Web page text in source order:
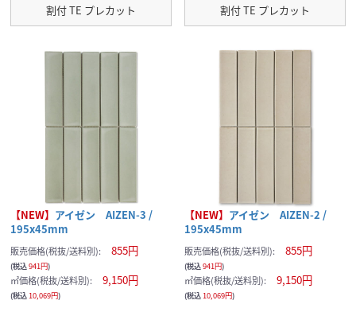
割付 TE プレカット 割付 TE プレカット
【NEW】 アイゼン AIZEN-3 /
195x45mm
販売価格(税抜/送料別): 855円
(税込941円)
㎡価格(税抜/送料別): 9,150円
(税込10,069円)
【NEW】 アイゼン AIZEN-2 /
195x45mm
販売価格(税抜/送料別): 855円
(税込941円)
㎡価格(税抜/送料別): 9,150円
(税込10,069円)
サンプルの選択を続ける